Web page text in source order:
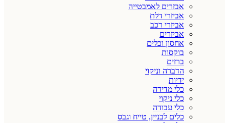
אבזרים לאמבטייה
אביזרי דלת
אביזרי רכב
אביזרים
אחסון וכלים
בוקסות
ברזים
הדברה וניקוי
ידיות
כלי מדידה
כלי ניקוי
כלי עבודה
כלים לבניין, טייח וגבס